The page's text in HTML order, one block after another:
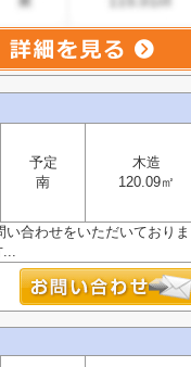
予定
南
木造
120.09㎡
合わせをいただいておりま
...